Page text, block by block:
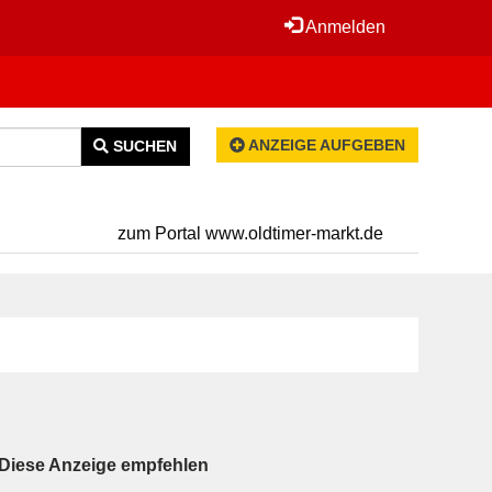
Anmelden
SUCHEN ANZEIGE AUFGEBEN
zum Portal www.oldtimer-markt.de
Anzeige empfehlen